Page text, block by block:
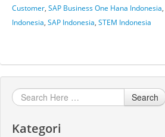
Customer, SAP Business One Hana Indonesia,
Indonesia, SAP Indonesia, STEM Indonesia
Search
Kategori